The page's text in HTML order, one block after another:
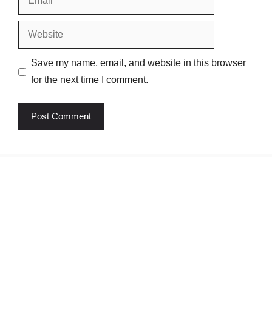
Website
Save my name, email, and website in this browser
for the next time I comment.